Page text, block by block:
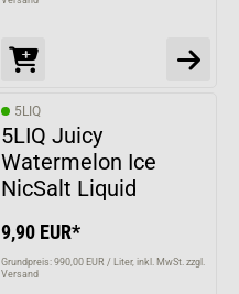
5LIQ
5LIQ Juicy
Watermelon Ice
NicSalt Liquid
9,90 EUR*
Grundpreis: 990,00 EUR / Liter inkl. MwSt. zzgl.
Versand